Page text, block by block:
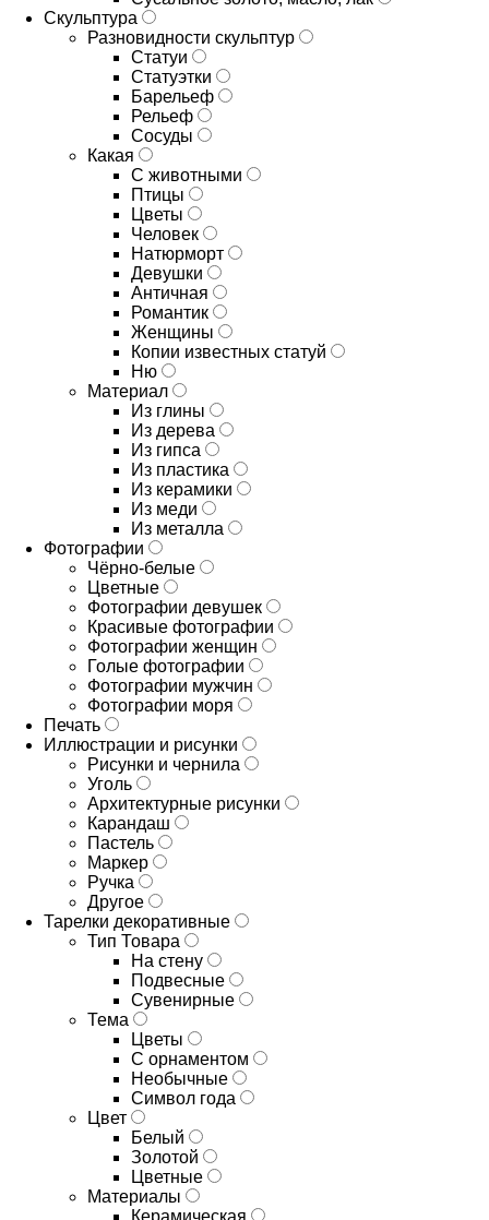
Скульптура
Разновидности скульптур
Статуи
Статуэтки
Барельеф
Рельеф
Сосуды
Какая
С животными
Птицы
Цветы
Человек
Натюрморт
Девушки
Античная
Романтик
Женщины
Копии известных статуй
Ню
Материал
Из глины
Из дерева
Из гипса
Из пластика
Из керамики
Из меди
Из металла
Фотографии
Чёрно-белые
Цветные
Фотографии девушек
Красивые фотографии
Фотографии женщин
Голые фотографии
Фотографии мужчин
Фотографии моря
Печать
Иллюстрации и рисунки
Рисунки и чернила
Уголь
Архитектурные рисунки
Карандаш
Пастель
Маркер
Ручка
Другое
Тарелки декоративные
Тип Товара
На стену
Подвесные
Сувенирные
Тема
Цветы
С орнаментом
Необычные
Символ года
Цвет
Белый
Золотой
Цветные
Материалы
Керамическая